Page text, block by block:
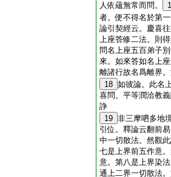
人依蘊無常而問。
者。便不得名於第
論引契經云。慶喜
上座答修二法。則
問名上座五百弟子
來。如來答如名上
離諸行故名爲離界
18 如彼論。此名
喜問。平等潤洽教
諍
19 非三摩呬多地
引位。釋論云翻前
中一切散法。然觀
七是上界前五作意
意。第八是上界染
通上二界一切散法